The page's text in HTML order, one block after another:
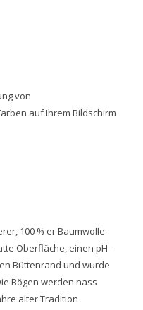
von
auf Ihrem Bildschirm
100 % er Baumwolle
Oberfläche, einen pH-
Büttenrand und wurde
Bögen werden nass
alter Tradition